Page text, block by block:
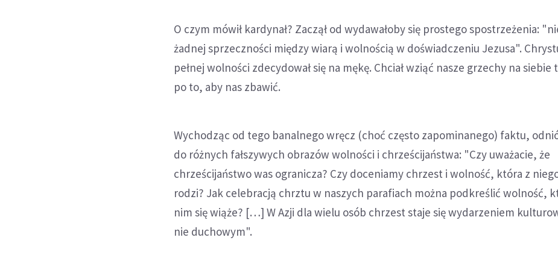
O czym mówił kardynał? Zaczął od wydawałoby się prostego spostrzeżenia:
żadnej sprzeczności między wiarą i wolnością w doświadczeniu Jezusa".
pełnej wolności zdecydował się na mękę. Chciał wziąć nasze grzechy na siebie
po to, aby nas zbawić.
Wychodząc od tego banalnego wręcz (choć często zapominanego) faktu,
do różnych fałszywych obrazów wolności i chrześcijaństwa: "Czy uważacie, że
chrześcijaństwo was ogranicza? Czy doceniamy chrzest i wolność, która z
rodzi? Jak celebracją chrztu w naszych parafiach można podkreślić wolność,
nim się wiąże? […] W Azji dla wielu osób chrzest staje się wydarzeniem
nie duchowym".